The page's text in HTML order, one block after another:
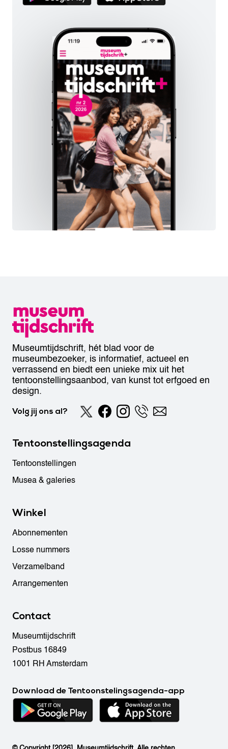
Museumtijdschrift, hét blad voor de
museumbezoeker, is informatief, actueel en
verrassend en biedt een unieke mix uit het
tentoonstellingsaanbod, van kunst tot erfgoed en
design.
Volg jij ons al?
Tentoonstellingsagenda
Tentoonstellingen
Musea & galeries
Winkel
Abonnementen
Losse nummers
Verzamelband
Arrangementen
Contact
Museumtijdschrift
Postbus 16849
1001 RH Amsterdam
Download de Tentoonstelingsagenda-app